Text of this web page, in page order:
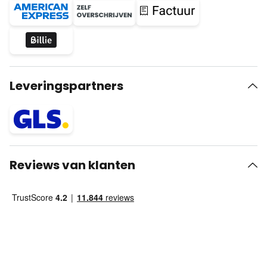
Leveringspartners
Reviews van klanten